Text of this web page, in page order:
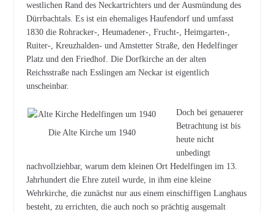
westlichen Rand des Neckartrichters und der Ausmündung des
Dürrbachtals. Es ist ein ehemaliges Haufendorf und umfasst
1830 die Rohracker-, Heumadener-, Frucht-, Heimgarten-,
Ruiter-, Kreuzhalden- und Amstetter Straße, den Hedelfinger
Platz und den Friedhof. Die Dorfkirche an der alten
Reichsstraße nach Esslingen am Neckar ist eigentlich
unscheinbar.
Die Alte Kirche um 1940
Doch bei genauerer
Betrachtung ist bis
heute nicht
unbedingt
nachvollziehbar, warum dem kleinen Ort Hedelfingen im 13.
Jahrhundert die Ehre zuteil wurde, in ihm eine kleine
Wehrkirche, die zunächst nur aus einem einschiffigen Langhaus
besteht, zu errichten, die auch noch so prächtig ausgemalt